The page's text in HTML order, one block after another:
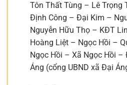
Tôn Thất Tùng – Lê Trọng
Định Công – Đại Kim –
Nguyễn Hữu Thọ – KĐT
Hoàng Liệt – Ngọc Hồi –
Ngọc Hồi – Xã Ngọc Hồi
Áng (cổng UBND xã Đại